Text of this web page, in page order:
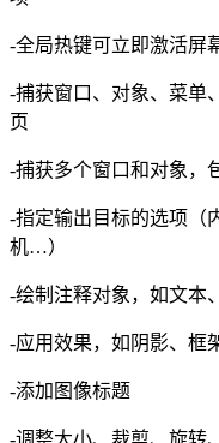
-全局热键可立即激活屏
-捕获窗口、对象、菜单
页
-捕获多个窗口和对象，
-指定输出目标的选项（
机…）
-绘制注释对象，如文本
-应用效果，如阴影、框
-添加图像标题
-调整大小、裁剪、旋转